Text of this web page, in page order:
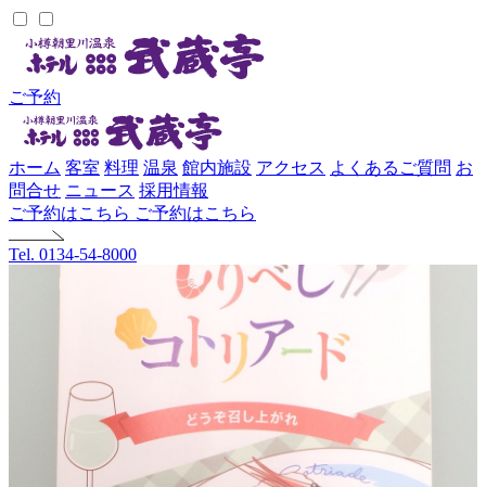
ご予約
ホーム 客室 料理 温泉 館内施設 アクセス よくあるご質問 お
問合せ ニュース 採用情報
ご予約はこちら ご予約はこちら
Tel. 0134-54-8000